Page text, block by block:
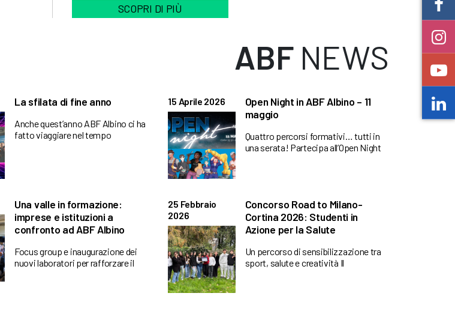
SCOPRI DI PIÙ
ABFNEWS
La sfilata di fine anno
Anche quest’anno ABF Albino ci ha
fatto viaggiare nel tempo
15 Aprile 2026
Open Night in ABF Albino – 11
maggio
Quattro percorsi formativi… tutti in
una serata! Partecipa all’Open Night
Una valle in formazione:
imprese e istituzioni a
confronto ad ABF Albino
Focus group e inaugurazione dei
nuovi laboratori per rafforzare il
25 Febbraio
2026
Concorso Road to Milano-
Cortina 2026: Studenti in
Azione per la Salute
Un percorso di sensibilizzazione tra
sport, salute e creatività Il